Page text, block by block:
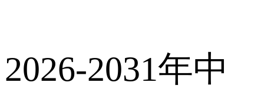
2026-2031年中